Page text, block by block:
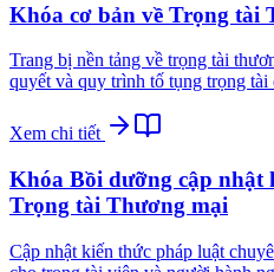
Khóa cơ bản về Trọng tài
Trang bị nền tảng về trọng tài
quyết và quy trình tố tụng trọng tài
Xem chi tiết
Khóa Bồi dưỡng cập nhật
Trọng tài Thương mại
Cập nhật kiến thức pháp luật